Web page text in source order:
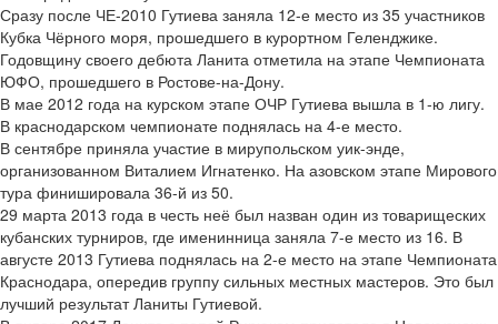
Сразу после ЧЕ-2010 Гутиева заняла 12-е место из 35 участников
Кубка Чёрного моря, прошедшего в курортном Геленджике.
Годовщину своего дебюта Ланита отметила на этапе Чемпионата
ЮФО, прошедшего в Ростове-на-Дону.
В мае 2012 года на курском этапе ОЧР Гутиева вышла в 1-ю лигу.
В краснодарском чемпионате поднялась на 4-е место.
В сентябре приняла участие в мирупольском уик-энде,
организованном Виталием Игнатенко. На азовском этапе Мирового
тура финишировала 36-й из 50.
29 марта 2013 года в честь неё был назван один из товарищеских
кубанских турниров, где именинница заняла 7-е место из 16. В
августе 2013 Гутиева поднялась на 2-е место на этапе Чемпионата
Краснодара, опередив группу сильных местных мастеров. Это был
лучший результат Ланиты Гутиевой.